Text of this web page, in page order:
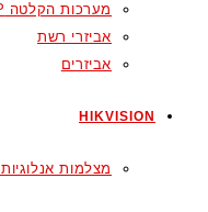
מערכות הקלטה IP
אביזרי רשת
אביזרים
HIKVISION
מצלמות אנלוגיות DVR